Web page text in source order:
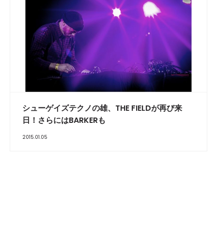
シューゲイズテクノの雄、THE FIELDが再び来
日！さらにはBARKERも
2015.01.05